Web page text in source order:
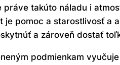
práve takúto náladu i
je pomoc a starostlivosť a
a zároveň dostať
podmienkam